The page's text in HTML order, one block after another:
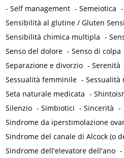
-Self management -Semeiotica -
Sensibilità al glutine / Gluten
Sensibilità chimica multipla -
Senso del dolore -Senso di colpa
Separazione e divorzio -Serenità
Sessualità femminile -Sessualità
Seta naturale medicata -
Silenzio -Simbiotici -Sincerità -
Sindrome da iperstimolazione
Sindrome del canale di Alcock (o
Sindrome dell'elevatore dell'ano -